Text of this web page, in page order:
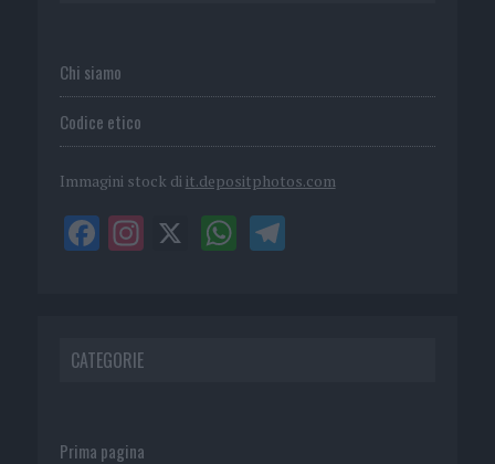
Chi siamo
Codice etico
Immagini stock di it.depositphotos.com
CATEGORIE
Prima pagina